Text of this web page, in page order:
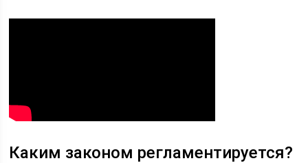
Каким законом регламентируется?